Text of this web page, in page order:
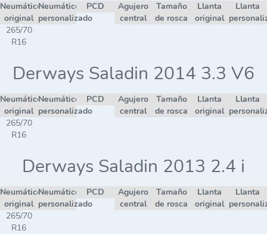
Neumático
original
Neumático
personalizado
PCD
Agujero
central
Tamaño
de rosca
Llanta
original
Llanta
265/70
R16
Derways Saladin 2014 3.3 V6
Neumático
original
Neumático
personalizado
PCD
Agujero
central
Tamaño
de rosca
Llanta
original
Llanta
265/70
R16
Derways Saladin 2013 2.4 i
Neumático
original
Neumático
personalizado
PCD
Agujero
central
Tamaño
de rosca
Llanta
original
Llanta
265/70
R16